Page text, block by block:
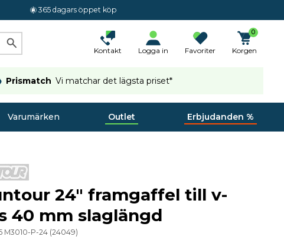
365 dagars öppet köp
Kontakt Logga in Favoriter
0
Korgen
Prismatch Vi matchar det lägsta priset*
Varumärken Outlet Erbjudanden %
24" framgaffel till v-
40 mm slaglängd
M3010-P-24 (24049)